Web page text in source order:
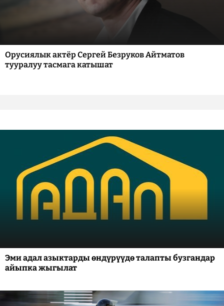
Орусиялык актёр Сергей Безруков Айтматов
тууралуу тасмага катышат
Эми адал азыктарды өндүрүүдө талапты бузгандар
айыпка жыгылат